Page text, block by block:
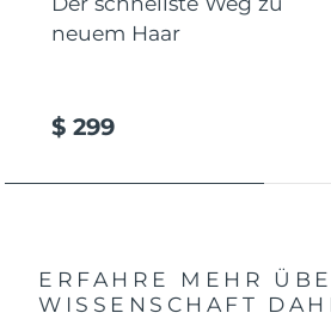
neuem Haar
$ 299
ERFAHRE MEHR
WISSENSCHAFT